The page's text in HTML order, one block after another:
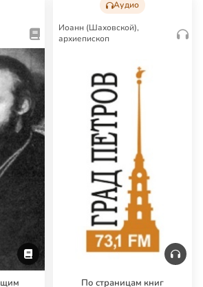
автора
архиепископ
Аудио
Иоанн (Шаховской),
архиепископ